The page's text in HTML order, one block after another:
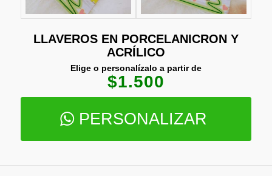
LLAVEROS EN PORCELANICRON Y
ACRÍLICO
Elige o personalízalo a partir de
$1.500
PERSONALIZAR